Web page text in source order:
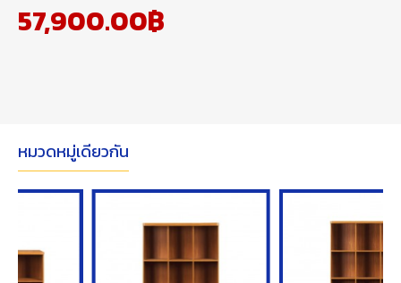
57,900.00฿
หมวดหมู่เดียวกัน